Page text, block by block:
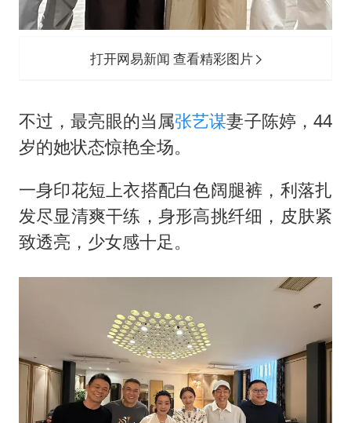
打开网易新闻 查看精彩图片
不过，最亮眼的当属张艺谋妻子陈婷，44
岁的她状态惊艳全场。
一身印花短上衣搭配白色阔腿裤，利落扎
发尽显清爽干练，身形高挑纤细，皮肤紧
致透亮，少女感十足。